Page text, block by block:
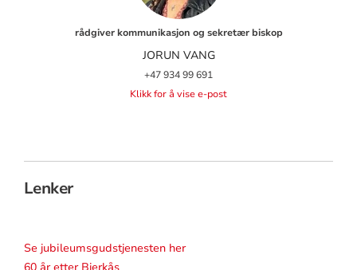
rådgiver kommunikasjon og sekretær biskop
JORUN VANG
+47 934 99 691
Klikk for å vise e-post
Lenker
Se jubileumsgudstjenesten her